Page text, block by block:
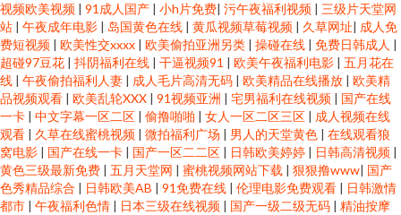
视频欧美视频 | 91成人国产 | 小h片免费| 污午夜福利视频 | 三级片天堂网
站 | 午夜成年电影 | 岛国黄色在线 | 黄瓜视频草莓视频 | 久草网址| 成人免
费短视频 | 欧美性交xxxx | 欧美偷拍亚洲另类 | 操碰在线 | 免费日韩成人 |
超碰97豆花 | 抖阴福利在线 | 干逼视频91 | 欧美午夜福利电影 | 五月花在
线 | 午夜偷拍福利人妻 | 成人毛片高清无码 | 欧美精品在线播放 | 欧美精
品视频观看 | 欧美乱轮XXX | 91视频亚洲 | 宅男福利在线视频 | 国产在线
一卡 | 中文字幕一区二区 | 偷撸啪啪 | 女人一区二区三区 | 成人视频在线
观看 | 久草在线蜜桃视频 | 微拍福利广场 | 男人的天堂黄色 | 在线观看狼
窝电影 | 国产在线一卡 | 国产一区二二区 | 日韩欧美婷婷 | 日韩高清视频 |
黄色三级最新免费 | 五月天堂网 | 蜜桃视频网站下载 | 狠狠撸www| 国产
色秀精品综合 | 日韩欧美AB | 91免费在线 | 伦理电影免费观看 | 日韩激情
都市 | 午夜福利色情 | 日本三级在线视频 | 国产一级二级无码 | 精油按摩